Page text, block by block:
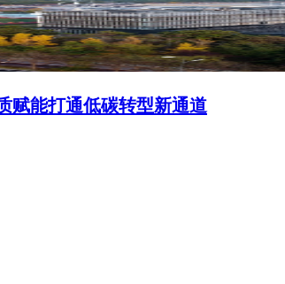
赋能打通低碳转型新通道